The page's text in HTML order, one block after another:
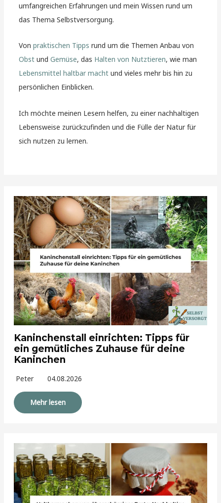
umfangreichen Erfahrungen und mein Wissen rund um
das Thema Selbstversorgung.
Vonpraktischen Tipps rund um die Themen Anbau von
Obst undGemüse, das Halten von Nutztieren, wie man
Lebensmittel haltbar macht und vieles mehr bis hin zu
persönlichen Einblicken.
Ich möchte meinen Lesern helfen, zu einer nachhaltigen
Lebensweise zurückzufinden und die Fülle der Natur für
sich nutzen zu lernen.
Kaninchenstall einrichten: Tipps für
ein gemütliches Zuhause für deine
Kaninchen
Peter 04.08.2026
Mehr lesen